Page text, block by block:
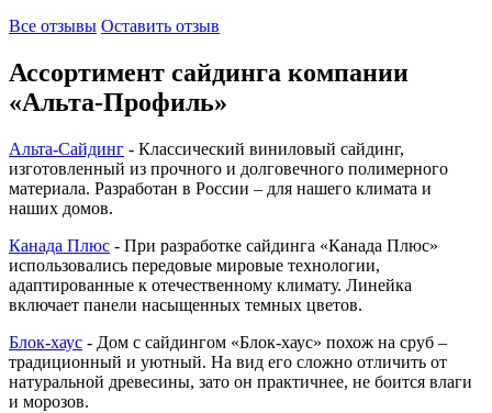
Все отзывы Оставить отзыв
Ассортимент сайдинга компании
«Альта-Профиль»
Альта-Сайдинг - Классический виниловый сайдинг,
изготовленный из прочного и долговечного полимерного
материала. Разработан в России – для нашего климата и
наших домов.
Канада Плюс - При разработке сайдинга «Канада Плюс»
использовались передовые мировые технологии,
адаптированные к отечественному климату. Линейка
включает панели насыщенных темных цветов.
Блок-хаус - Дом с сайдингом «Блок-хаус» похож на сруб –
традиционный и уютный. На вид его сложно отличить от
натуральной древесины, зато он практичнее, не боится влаги
и морозов.